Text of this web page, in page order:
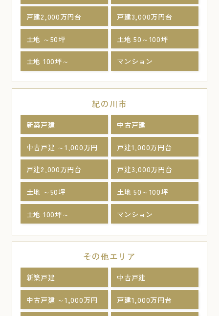
戸建2,000万円台 戸建3,000万円台
土地 ～50坪 土地 50～100坪
土地 100坪～ マンション
紀の川市
新築戸建 中古戸建
中古戸建 ～1,000万円 戸建1,000万円台
戸建2,000万円台 戸建3,000万円台
土地 ～50坪 土地 50～100坪
土地 100坪～ マンション
その他エリア
新築戸建 中古戸建
中古戸建 ～1,000万円 戸建1,000万円台